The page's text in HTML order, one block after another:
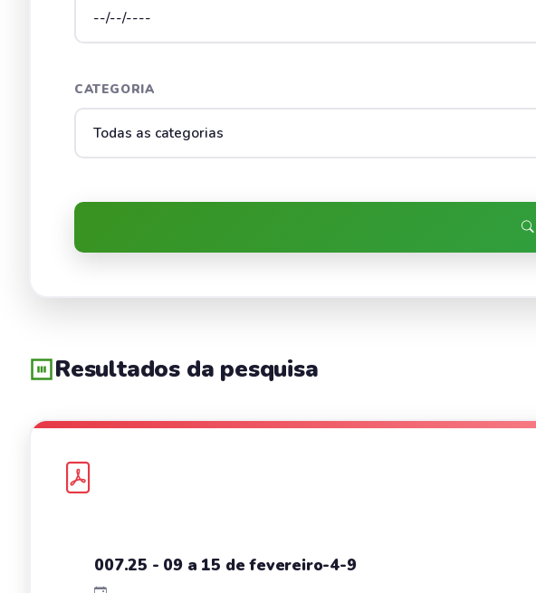
CATEGORIA
Resultados da pesquisa
007.25 - 09 a 15 de fevereiro-4-9